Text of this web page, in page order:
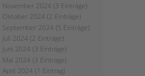
November 2024 (3 Einträge)
Oktober 2024 (2 Einträge)
September 2024 (5 Einträge)
Juli 2024 (2 Einträge)
Juni 2024 (3 Einträge)
Mai 2024 (3 Einträge)
April 2024 (1 Eintrag)